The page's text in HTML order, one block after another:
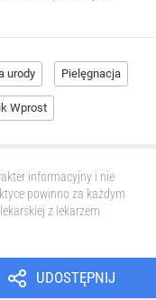
urody Pielęgnacja
Wprost
informacyjny i nie
powinno za każdym
z lekarzem
UDOSTĘPNIJ